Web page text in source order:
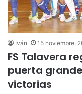
Iván 15 noviembre,
FS Talavera
puerta
victorias